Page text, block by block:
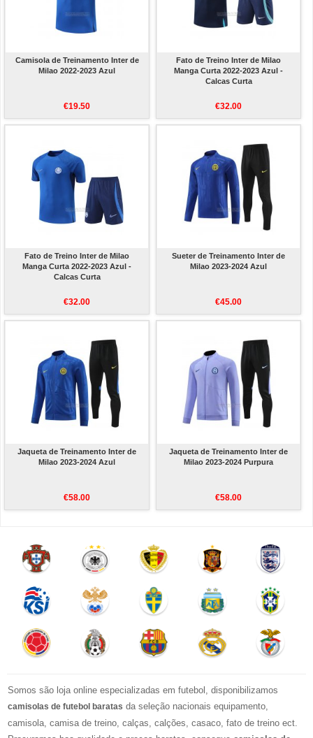
Camisola de Treinamento Inter de
Milao 2022-2023 Azul
€19.50
Fato de Treino Inter de Milao
Manga Curta 2022-2023 Azul -
Calcas Curta
€32.00
Fato de Treino Inter de Milao
Manga Curta 2022-2023 Azul -
Calcas Curta
€32.00
Sueter de Treinamento Inter de
Milao 2023-2024 Azul
€45.00
Jaqueta de Treinamento Inter de
Milao 2023-2024 Azul
€58.00
Jaqueta de Treinamento Inter de
Milao 2023-2024 Purpura
€58.00
Somos são loja online especializadas em futebol, disponibilizamos
camisolas de futebol baratas da seleção nacionais equipamento,
camisola, camisa de treino, calças, calções, casaco, fato de treino ect.